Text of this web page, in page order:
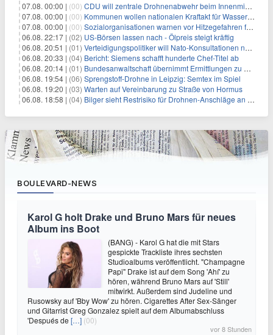
07.08. 00:00 | (00) CDU will zentrale Drohnenabwehr beim Innenministerium
07.08. 00:00 | (00) Kommunen wollen nationalen Kraftakt für Wasserversorgung
07.08. 00:00 | (00) Sozialorganisationen warnen vor Hitzegefahren für Obdachlose
06.08. 22:17 | (02) US-Börsen lassen nach - Ölpreis steigt kräftig
06.08. 20:51 | (01) Verteidigungspolitiker will Nato-Konsultationen nach Drohnenfund
06.08. 20:33 | (04) Bericht: Siemens schafft hunderte Chef-Titel ab
06.08. 20:14 | (01) Bundesanwaltschaft übernimmt Ermittlungen zu Drohnenvorfall
06.08. 19:54 | (06) Sprengstoff-Drohne in Leipzig: Semtex im Spiel
06.08. 19:20 | (03) Warten auf Vereinbarung zu Straße von Hormus
06.08. 18:58 | (04) Bilger sieht Restrisiko für Drohnen-Anschläge an Flughäfen
BOULEVARD-NEWS
Karol G holt Drake und Bruno Mars für neues
Album ins Boot
(BANG) - Karol G hat die mit Stars
gespickte Trackliste ihres sechsten
Studioalbums veröffentlicht. "Champagne
Papi" Drake ist auf dem Song 'Ahí' zu
hören, während Bruno Mars auf 'Still'
mitwirkt. Außerdem sind Judeline und
Rusowsky auf 'Bby Wow' zu hören. Cigarettes After Sex-Sänger
und Gitarrist Greg Gonzalez spielt auf dem Albumabschluss
'Después de […] (00)
vor 8 Stunden